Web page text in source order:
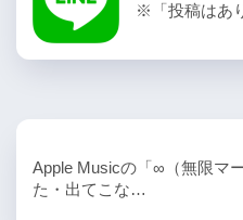
※「投稿はあ
Apple Musicの「∞（無限マ
た・出てこな…